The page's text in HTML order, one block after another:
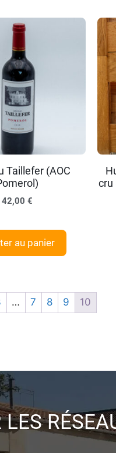
Taillefer (AOC
42,00€
au panier
cru
… 7 8 9 10